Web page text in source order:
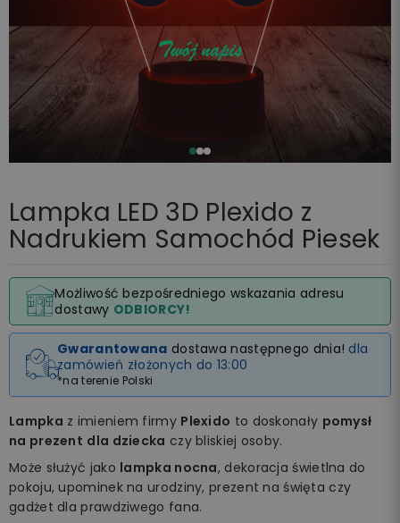
Lampka LED 3D Plexido z
Nadrukiem Samochód Piesek
Możliwość bezpośredniego wskazania adresu
dostawy ODBIORCY!
Gwarantowana dostawa następnego dnia! dla
zamówień złożonych do 13:00
*na terenie Polski
Lampka z imieniem firmy Plexido to doskonały pomysł
na prezent dla dziecka czy bliskiej osoby.
Może służyć jako lampka nocna, dekoracja świetlna do
pokoju, upominek na urodziny, prezent na święta czy
gadżet dla prawdziwego fana.